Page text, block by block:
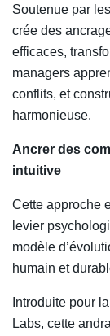
Soutenue par
crée des
efficaces,
managers
conflits, et
harmonieuse.
Ancrer des
intuitive
Cette approche
levier
modèle
humain et
Introduite pour
Labs, cette